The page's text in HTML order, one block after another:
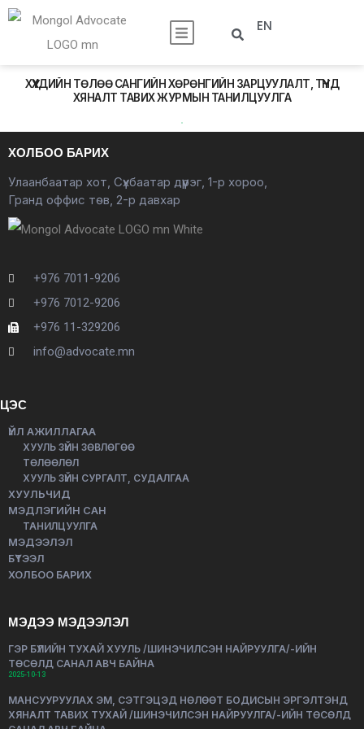
EN
ХҮҮХДИЙН ТӨЛӨӨ САНГИЙН ХӨРӨНГИЙН ЗАРЦУУЛАЛТ, ТҮҮНД
ХЯНАЛТ ТАВИХ ЖУРМЫН ТАНИЛЦУУЛГА
ХОЛБОО БАРИХ
Улаанбаатар хот, Сүхбаатар дүүрэг, 1-р хороо,
Гранд оффис төв, 2-р давхар
+976 7011-9206
+976 7012-9206
+976 11-329206
info@advocate.mn
ЦЭС
ҮЙЛ АЖИЛЛАГАА
ХУУЛЬ ЗҮЙН ЗӨВЛӨГӨӨ
ТӨЛӨӨЛӨЛ
ХУУЛЬ ЗҮЙН СУРГАЛТ, СУДАЛГАА
ХУУЛЬЧИД
МЭДЛЭГИЙН САН
ТАНИЛЦУУЛГА
МЭДЭЭЛЭЛ
БҮТЭЭЛ
ХОЛБОО БАРИХ
МЭДЭЭ МЭДЭЭЛЭЛ
ГЭР БҮЛИЙН ТУХАЙ ХУУЛЬ /ШИНЭЧИЛСЭН НАЙРУУЛГА/-ИЙН
ТӨСӨЛД САНАЛ АВЧ БАЙНА
2025-10-13
МАНСУУРУУЛАХ ЭМ, СЭТГЭЦЭД НӨЛӨӨТ БОДИСЫН ЭРГЭЛТЭНД
ХЯНАЛТ ТАВИХ ТУХАЙ /ШИНЭЧИЛСЭН НАЙРУУЛГА/-ИЙН ТӨСӨЛД